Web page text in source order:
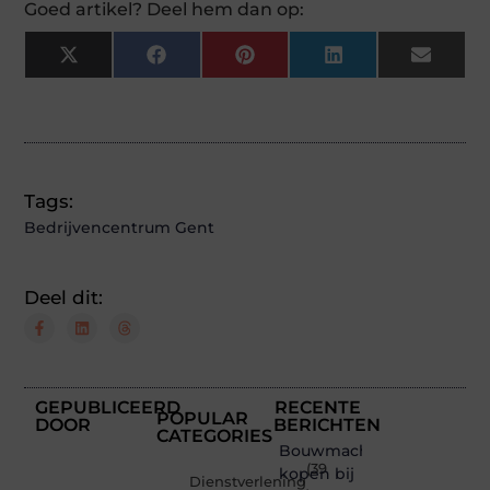
Goed artikel? Deel hem dan op:
X
(Twitter)
FacebookPinterestLinkedInEmail
Tags:
Bedrijvencentrum Gent
Deel dit:
GEPUBLICEERD
DOOR
POPULAR
CATEGORIES
Dienstverlening
(39
RECENTE
BERICHTEN
Bouwmachines
kopen bij